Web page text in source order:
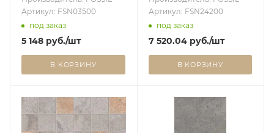
Артикул: FSN03500
под заказ
5 148 руб./шт
В КОРЗИНУ
Артикул: FSN24200
под заказ
7 520.04руб./шт
В КОРЗИНУ